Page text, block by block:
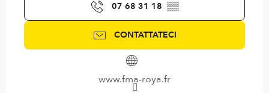
07 68 31 18 ▒▒
CONTATTATECI
www.fma-roya.fr